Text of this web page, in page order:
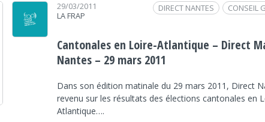
29/03/2011
LA FRAP
CONSEIL
DIRECT NANTES
Cantonales en Loire-Atlantique – Direct
Nantes – 29 mars 2011
Dans son édition matinale du 29 mars 2011, Direct
revenu sur les résultats des élections cantonales en
Atlantique….